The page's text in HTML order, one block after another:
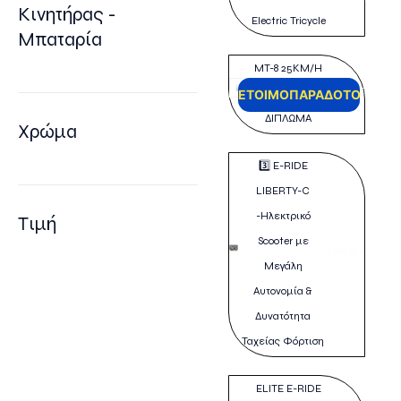
Electric Tricycle
ΕΤΟΙΜΟΠΑΡΑΔΟΤΟ
MT-8 25KM/H
E-RIDE ΧΩΡΙΣ
ΔΙΠΛΩΜΑ
1.980,00€
το
έχει
3️⃣ E-RIDE
LIBERTY-C
-Ηλεκτρικό
Scooter με
Μεγάλη
Αυτονομία &
Δυνατότητα
Ταχείας Φόρτιση
ELITE E-RIDE
Κινητήρας -
Μπαταρία
Χρώμα
Τιμή